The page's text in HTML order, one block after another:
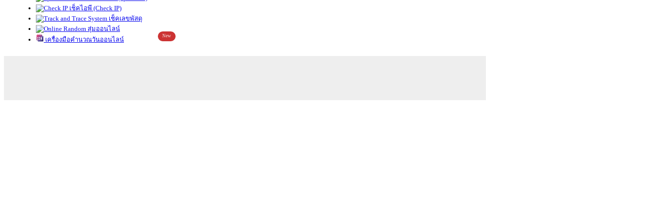
เช็คไอพี (Check IP)
เช็คเลขพัสดุ
สุ่มออนไลน์
เครื่องมือคำนวณวันออนไลน์
New